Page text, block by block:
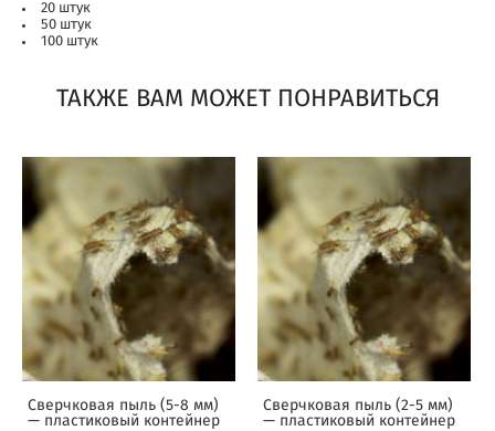
20 штук
50 штук
100 штук
ТАКЖЕ ВАМ МОЖЕТ ПОНРАВИТЬСЯ
Сверчковая пыль (5-8 мм)
— пластиковый контейнер
Сверчковая пыль (2-5 мм)
— пластиковый контейнер